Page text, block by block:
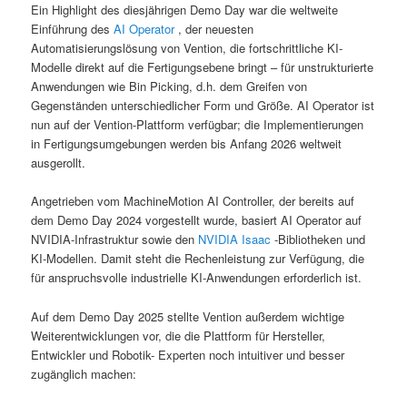
Ein Highlight des diesjährigen Demo Day war die weltweite
Einführung desAI Operator , der neuesten
Automatisierungslösung von Vention, die fortschrittliche KI-
Modelle direkt auf die Fertigungsebene bringt – für unstrukturierte
Anwendungen wie Bin Picking, d.h. dem Greifen von
Gegenständen unterschiedlicher Form und Größe. AI Operator ist
nun auf der Vention-Plattform verfügbar; die Implementierungen
in Fertigungsumgebungen werden bis Anfang 2026 weltweit
ausgerollt.
Angetrieben vom MachineMotion AI Controller, der bereits auf
dem Demo Day 2024 vorgestellt wurde, basiert AI Operator auf
NVIDIA-Infrastruktur sowie den NVIDIA Isaac-Bibliotheken und
KI-Modellen. Damit steht die Rechenleistung zur Verfügung, die
für anspruchsvolle industrielle KI-Anwendungen erforderlich ist.
Auf dem Demo Day 2025 stellte Vention außerdem wichtige
Weiterentwicklungen vor, die die Plattform für Hersteller,
Entwickler und Robotik- Experten noch intuitiver und besser
zugänglich machen: